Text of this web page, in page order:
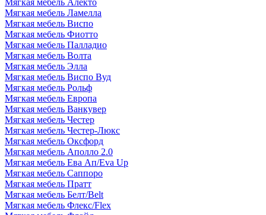
Мягкая мебель Алекто
Мягкая мебель Ламелла
Мягкая мебель Виспо
Мягкая мебель Фиотто
Мягкая мебель Палладио
Мягкая мебель Волта
Мягкая мебель Элла
Мягкая мебель Виспо Вуд
Мягкая мебель Рольф
Мягкая мебель Европа
Мягкая мебель Ванкувер
Мягкая мебель Честер
Мягкая мебель Честер-Люкс
Мягкая мебель Оксфорд
Мягкая мебель Аполло 2.0
Мягкая мебель Ева Ап/Eva Up
Мягкая мебель Саппоро
Мягкая мебель Пратт
Мягкая мебель Белт/Belt
Мягкая мебель Флекс/Flex